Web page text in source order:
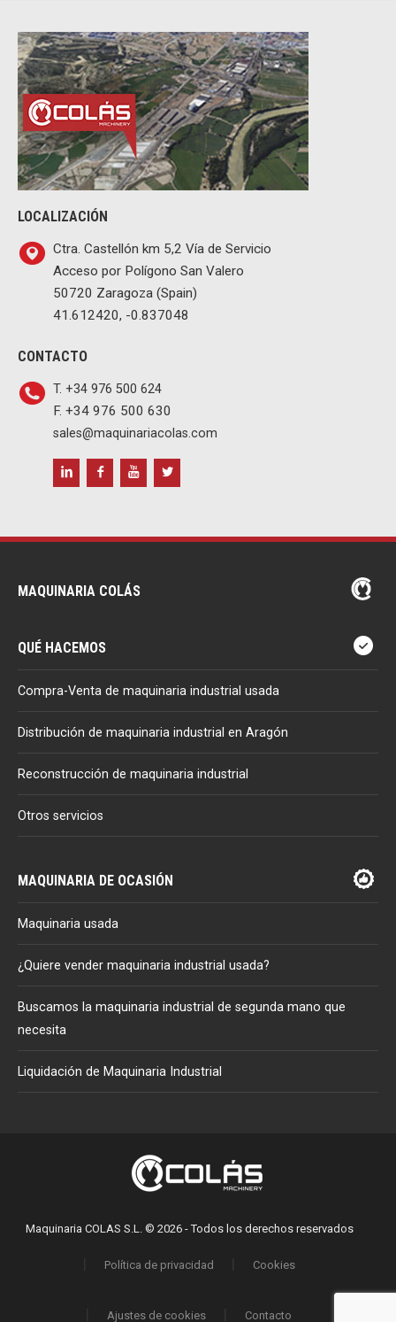
LOCALIZACIÓN
Ctra. Castellón km 5,2 Vía de Servicio
Acceso por Polígono San Valero
50720 Zaragoza (Spain)
41.612420, -0.837048
CONTACTO
T. +34 976 500 624
F. +34 976 500 630
sales@maquinariacolas.com
MAQUINARIA COLÁS
QUÉ HACEMOS
Compra-Venta de maquinaria industrial usada
Distribución de maquinaria industrial en Aragón
Reconstrucción de maquinaria industrial
Otros servicios
MAQUINARIA DE OCASIÓN
Maquinaria usada
¿Quiere vender maquinaria industrial usada?
Buscamos la maquinaria industrial de segunda mano que
necesita
Liquidación de Maquinaria Industrial
Maquinaria COLAS S.L. © 2026 - Todos los derechos reservados
Política de privacidad Cookies
Ajustes de cookies Contacto